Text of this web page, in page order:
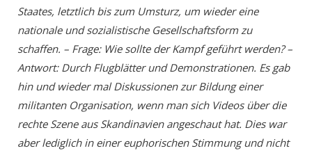
Staates, letztlich bis zum Umsturz, um wieder eine
nationale und sozialistische Gesellschaftsform zu
schaffen. – Frage: Wie sollte der Kampf geführt werden? –
Antwort: Durch Flugblätter und Demonstrationen. Es gab
hin und wieder mal Diskussionen zur Bildung einer
militanten Organisation, wenn man sich Videos über die
rechte Szene aus Skandinavien angeschaut hat. Dies war
aber lediglich in einer euphorischen Stimmung und nicht